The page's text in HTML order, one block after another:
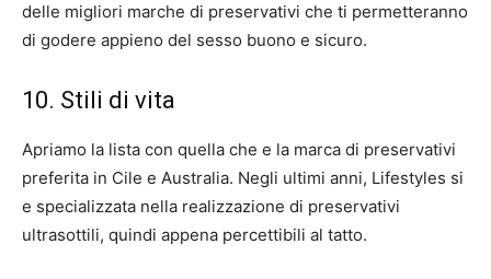
delle migliori marche di preservativi che ti permetteranno
di godere appieno del sesso buono e sicuro.
10. Stili di vita
Apriamo la lista con quella che e la marca di preservativi
preferita in Cile e Australia. Negli ultimi anni, Lifestyles si
e specializzata nella realizzazione di preservativi
ultrasottili, quindi appena percettibili al tatto.